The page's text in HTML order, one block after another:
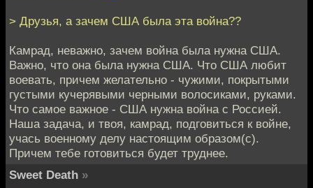
> Друзья, а зачем США была эта война??
Камрад, неважно, зачем война была нужна США.
Важно, что она была нужна США. Что США любит
воевать, причем желательно - чужими, покрытыми
густыми кучерявыми черными волосиками, руками.
Что самое важное - США нужна война с Россией.
Наша задача, и твоя, камрад, подговиться к войне,
учась военному делу настоящим образом(с).
Причем тебе готовиться будет труднее.
Sweet Death »